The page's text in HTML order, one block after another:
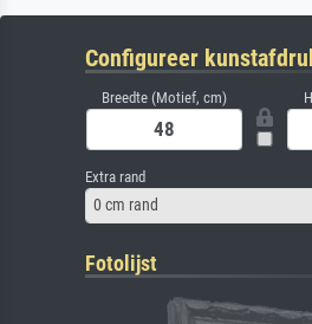
Configureer
Breedte (Motief, cm)
Extra rand
0 cm rand
Fotolijst